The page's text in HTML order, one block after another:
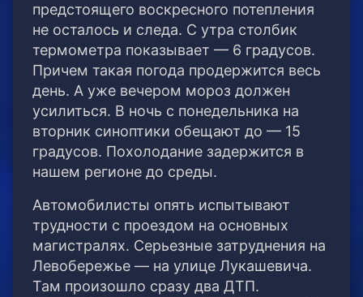
предстоящего воскресного потепления
не осталось и следа. С утра столбик
термометра показывает — 6 градусов.
Причем такая погода продержится весь
день. А уже вечером мороз должен
усилиться. В ночь с понедельника на
вторник синоптики обещают до — 15
градусов. Похолодание задержится в
нашем регионе до среды.
Автомобилисты опять испытывают
трудности с проездом на основных
магистралях. Серьезные затруднения на
Левобережье — на улице Лукашевича.
Там произошло сразу два ДТП.